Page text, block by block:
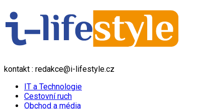
kontakt : redakce@i-lifestyle.cz
IT a Technologie
Cestovní ruch
Obchod a média